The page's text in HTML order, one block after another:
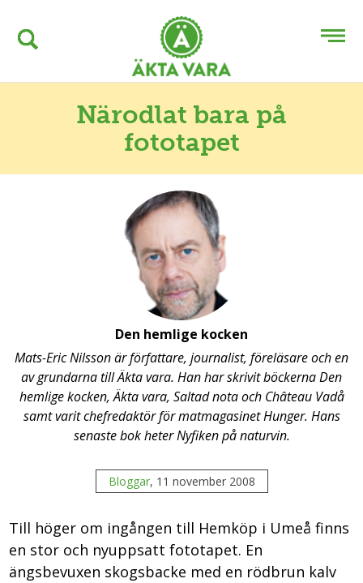
Närodlat bara på
fototapet
Den hemlige kocken
Mats-Eric Nilsson är författare, journalist, föreläsare och en
av grundarna till Äkta vara. Han har skrivit böckerna Den
hemlige kocken, Äkta vara, Saltad nota och Château Vadå
samt varit chefredaktör för matmagasinet Hunger. Hans
senaste bok heter Nyfiken på naturvin.
Bloggar, 11 november 2008
Till höger om ingången till Hemköp i Umeå finns
en stor och nyuppsatt fototapet. En
ängsbevuxen skogsbacke med en rödbrun kalv